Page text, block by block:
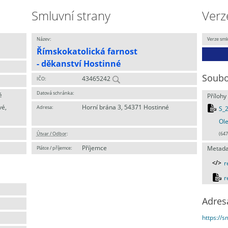
Smluvní strany
Název:
Římskokatolická farnost
- děkanství Hostinné
IČO: 43465242
Datová schránka:
Adresa: Horní brána 3, 54371 Hostinné
Útvar / Odbor:
Plátce / příjemce: Příjemce
Verze
https://